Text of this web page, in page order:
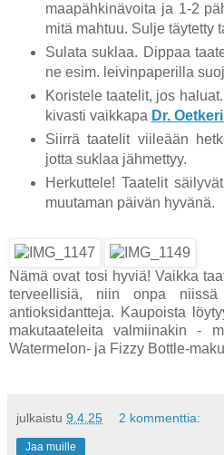
maapähkinävoita ja 1-2
mitä mahtuu. Sulje täytetty
Sulata suklaa. Dippaa
ne esim. leivinpaperilla
Koristele taatelit, jos
kivasti vaikkapa Dr.
Siirrä taatelit viileään
jotta suklaa jähmettyy.
Herkuttele! Taatelit
muutaman päivän hyvänä.
Nämä ovat tosi hyviä! Vaikka
terveellisiä, niin onpa
antioksidantteja. Kaupoista
makutaateleita valmiinakin -
Watermelon- ja Fizzy Bottle-
julkaistu 9.4.25 2 kommenttia:
Jaa muille